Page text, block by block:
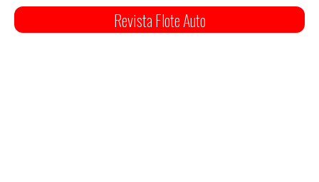
Revista Flote Auto